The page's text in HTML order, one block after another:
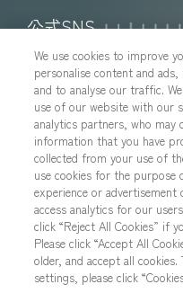
公式SNS
推奨環境につ
Cookies Settings
プライ
YouTubeガイドライ
本サイトに掲載されているす
用、転載をお断りします。
We use cookies to improve
personalise content and
and to analyse our traffic.
use of our website with our
analytics partners, who
information that you have
collected from your use of
use cookies for the
experience or
access analytics for our
click “Reject All Cookies” if
Please click “Accept All
older, and accept all
settings, please click